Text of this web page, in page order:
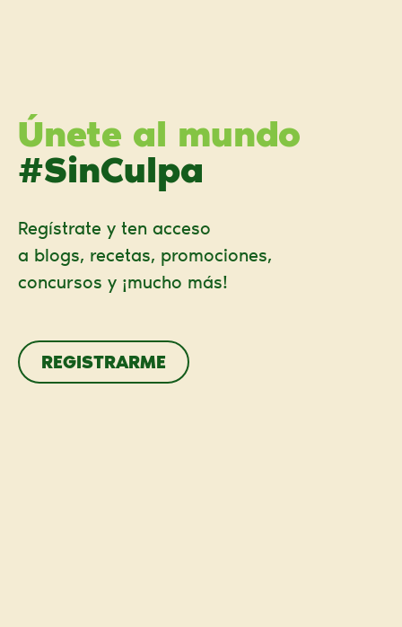
Únete al mundo
#SinCulpa
Regístrate y ten acceso
a blogs, recetas, promociones,
concursos y ¡mucho más!
REGISTRARME